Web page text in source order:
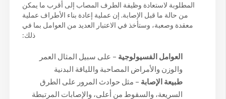
المطلوبة لاستعادة وظيفة الطرف المصاب إلى أقرب ما يمكن
من حالة ما قبل الإصابة. إن عملية إعادة بناء الأطراف عملية
معقدة وصعبة، وستأخذ في الاعتبار العديد من العوامل بما في
ذلك:
العوامل الفسيولوجية – على سبيل المثال العمر
والوزن والأمراض المصاحبة واللياقة البدنية
طبيعة الإصابة – مثل حوادث المرور على الطرق
السريعة، والسقوط من أعلى، والإصابات المرتبطة